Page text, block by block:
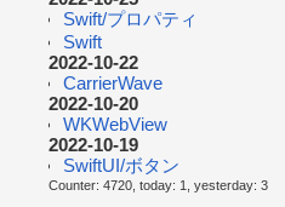
Swift/プロパティ
Swift
2022-10-22
CarrierWave
2022-10-20
WKWebView
2022-10-19
SwiftUI/ボタン
Counter: 4720, today: 1, yesterday: 3